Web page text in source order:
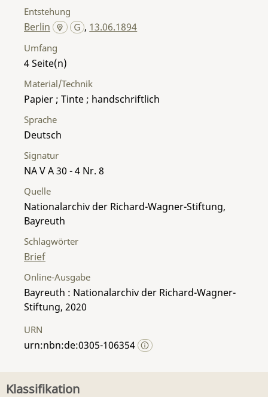
Entstehung
Berlin , 13.06.1894
Umfang
4
Material/Technik
Papier ; Tinte ; handschriftlich
Sprache
Deutsch
Signatur
NA V A 30 - 4 Nr. 8
Quelle
Nationalarchiv der Richard-Wagner-Stiftung,
Bayreuth
Schlagwörter
Brief
Online-Ausgabe
Bayreuth : Nationalarchiv der Richard-Wagner-
Stiftung, 2020
URN
urn:nbn:de:0305-106354
Klassifikation